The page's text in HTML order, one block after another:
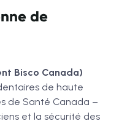
de
Bisco Canada)
de haute
de Santé Canada –
et la sécurité des